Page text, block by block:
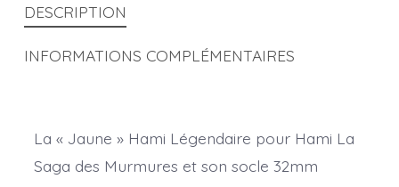
DESCRIPTION
INFORMATIONS COMPLÉMENTAIRES
La « Jaune » Hami Légendaire pour Hami La
Saga des Murmures et son socle 32mm